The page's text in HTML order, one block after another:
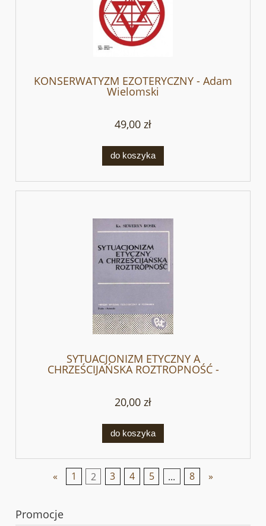
KONSERWATYZM EZOTERYCZNY - Adam
Wielomski
49,00 zł
do koszyka
SYTUACJONIZM ETYCZNY A
CHRZEŚCIJAŃSKA ROZTROPNOŚĆ -
Seweryn Rosik - A
20,00 zł
do koszyka
« 1 2 3 4 5 ... 8 »
Promocje